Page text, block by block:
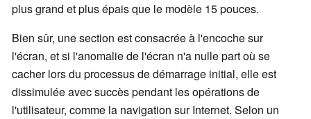
plus grand et plus épais que le modèle 15 pouces.
Bien sûr, une section est consacrée à l'encoche sur
l'écran, et si l'anomalie de l'écran n'a nulle part où se
cacher lors du processus de démarrage initial, elle est
dissimulée avec succès pendant les opérations de
l'utilisateur, comme la navigation sur Internet. Selon un